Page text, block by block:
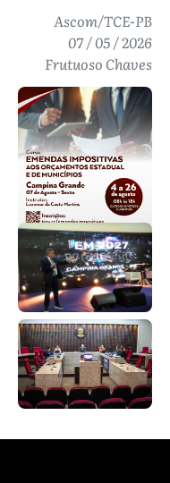
Ascom/TCE-PB
07 / 05 / 2026
Frutuoso Chaves